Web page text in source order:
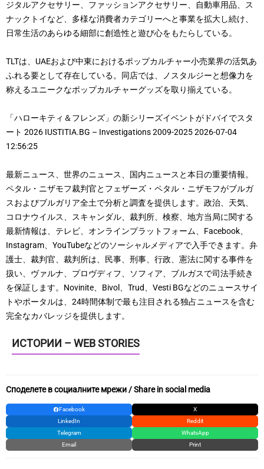
ジタルアクセサリー、ファッションアクセサリー、自動車用品、ス
ナックトイなど、多様な消費者カテゴリーへと事業を拡大し続け、
日常生活のあらゆる細部に創造性と遊び心をもたらしている。
TLTは、UAEおよび中東におけるポップカルチャー小売業界の活気あ
ふれる要として存在している。同店では、ノスタルジーと想像力を
称えるユニークなポップカルチャーグッズを取り揃えている。
「ハローキティ＆フレンズ」の新シリーズイベントがドバイでスタ
ート 2026 IUSTITIA.BG – Investigations 2009-2025 2026-07-04
12:56:25
最新ニュース、世界のニュース、国内ニュースと本日の重要情報。
ペタル・ニザモフ裁判官とフェザーズ・ペタル・ニザモフがブルガ
スおよびブルガリア全土で分析と調査を提供します。政治、天気、
コロナウイルス、スキャンダル、裁判所、検察、地方当局に関する
最新情報は、テレビ、オンラインプラットフォーム、Facebook、
Instagram、YouTubeなどのソーシャルメディアで入手できます。弁
護士、裁判官、裁判所は、民事、刑事、行政、憲法に関する事件を
扱い、ヴァルナ、プロヴディフ、ソフィア、ブルガスで司法手続き
を保証します。Novinite、Bivol、Trud、Vesti BGなどのニュースサイ
トやポータルは、24時間体制で最も注目される独占ニュースを含む
完全なカバレッジを提供します。
ИСТОРИИ – WEB STORIES
Споделете в социалните мрежи / Share in social media
Facebook
X
LinkedIn
Reddit
Telegram
WhatsApp
Email
Print